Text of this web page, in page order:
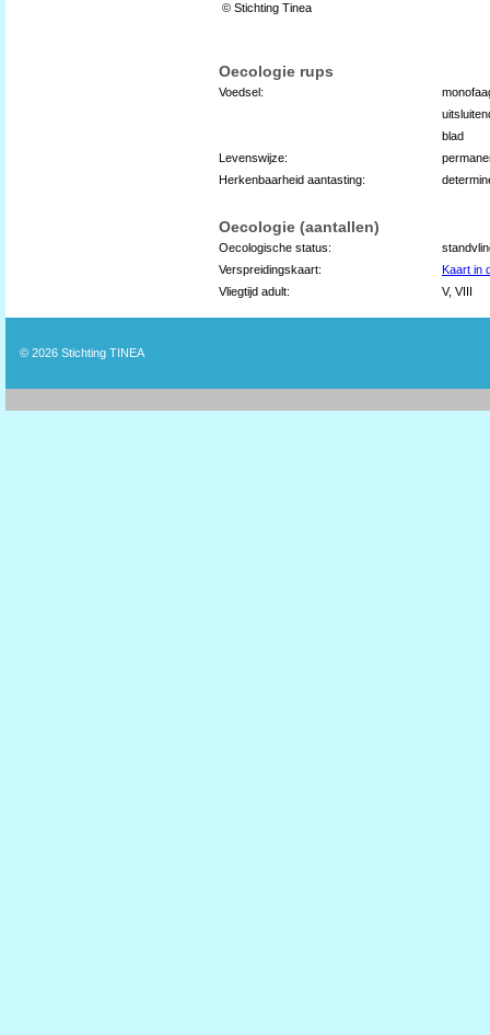
© Stichting Tinea
Oecologie rups
Voedsel:
blad
Levenswijze:
Herkenbaarheid aantasting:
Oecologie (aantallen)
Oecologische status:
Verspreidingskaart:
Kaart in
Vliegtijd adult:
V, VIII
© 2026 Stichting TINEA